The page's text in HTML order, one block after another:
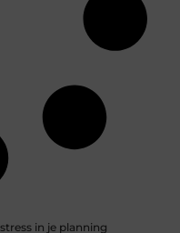
in je planning